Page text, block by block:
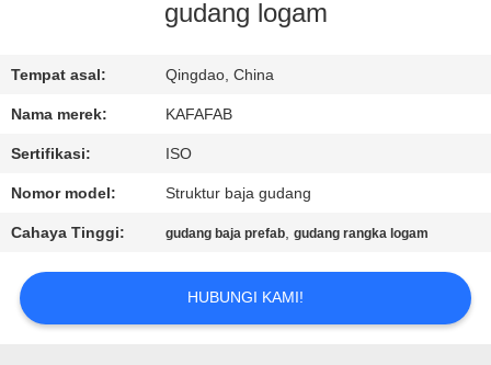
PABRIK
KONTROL
KUALITAS
KAMI
gudang logam
Tempat asal: Qingdao, China
Nama merek: KAFAFAB
Sertifikasi: ISO
Nomor model: Struktur baja gudang
Cahaya Tinggi: gudang baja prefab,gudang rangka logam
HUBUNGI KAMI!